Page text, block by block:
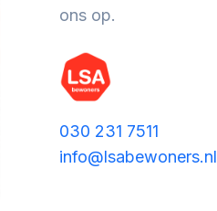
ons op.
030 231 7511
info@lsabewoners.nl